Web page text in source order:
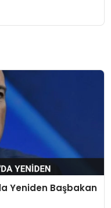
Yeniden Başbakan